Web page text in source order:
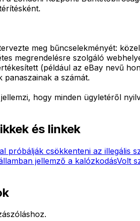
meg bűncselekményét:
megrendelésre szolgáló
(például az eBay nevű
a számát.
hogy minden ügyletéről
és linkek
próbálják csökkenteni az illegális
jellemző a kalózkodásVolt